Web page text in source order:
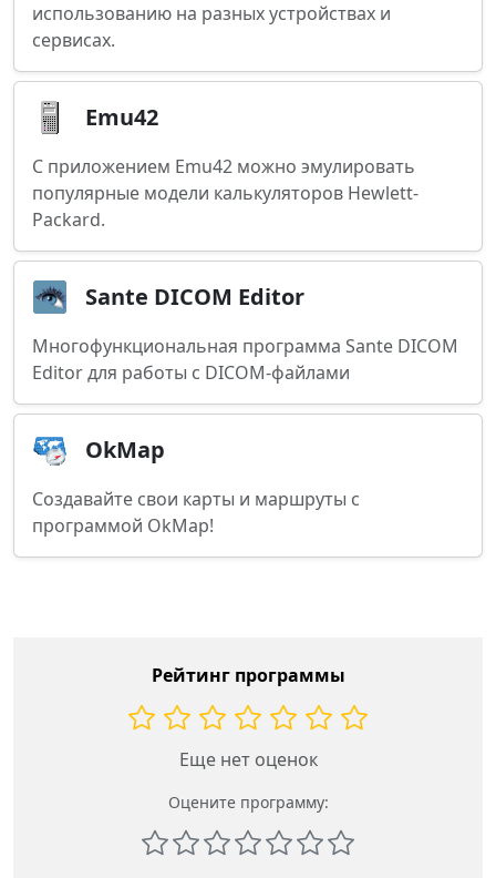
использованию на разных устройствах и
сервисах.
Emu42
С приложением Emu42 можно эмулировать
популярные модели калькуляторов Hewlett-
Packard.
Sante DICOM Editor
Многофункциональная программа Sante DICOM
Editor для работы с DICOM-файлами
OkMap
Создавайте свои карты и маршруты с
программой OkMap!
Рейтинг программы
Еще нет оценок
Оцените программу: